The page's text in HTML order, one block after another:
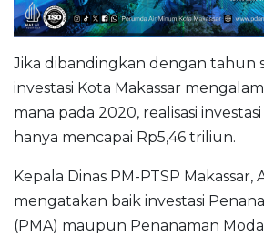
Jika dibandingkan dengan tahun
investasi Kota Makassar
mana pada 2020, realisasi
hanya mencapai Rp5,46 triliun.
Kepala Dinas PM-PTSP
mengatakan baik investasi
(PMA) maupun Penanaman